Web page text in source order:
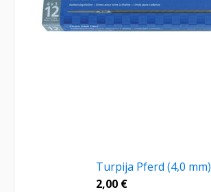
Turpija Pferd (4,0 mm)
2,00 €